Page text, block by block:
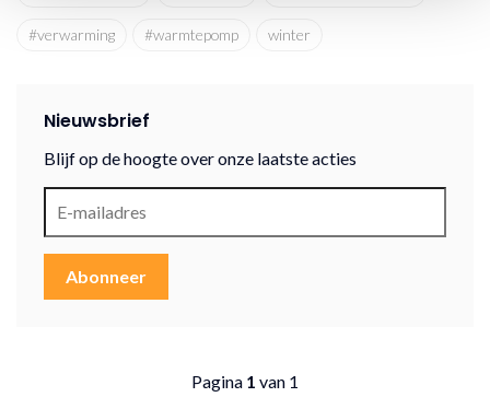
#verwarming #warmtepomp winter
Nieuwsbrief
Blijf op de hoogte over onze laatste acties
Abonneer
Pagina 1 van 1